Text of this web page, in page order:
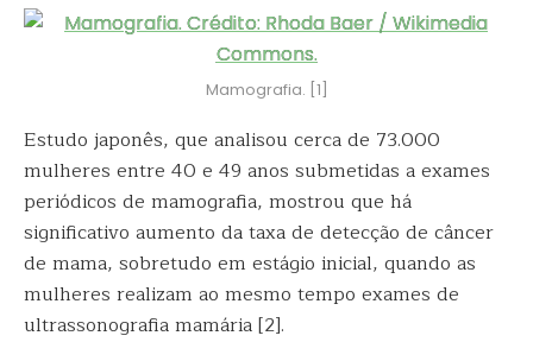
Mamografia. [1]
Estudo japonês, que analisou cerca de 73.000
mulheres entre 40 e 49 anos submetidas a exames
periódicos de mamografia, mostrou que há
significativo aumento da taxa de detecção de câncer
de mama, sobretudo em estágio inicial, quando as
mulheres realizam ao mesmo tempo exames de
ultrassonografia mamária [2].